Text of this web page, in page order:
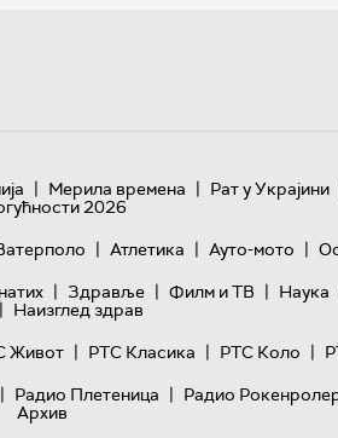
| Мерила времена | Рат у Украјини
2026
| Атлетика | Ауто-мото |
| Здравље | Филм и ТВ | Наука
| Наизглед здрав
Живот | РТС Класика | РТС Коло |
| Радио Плетеница | Радио
Архив